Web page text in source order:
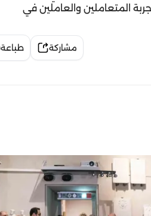
المتعاملين والعاملين في
مشاركة طباعة